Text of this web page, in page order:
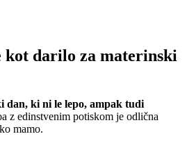
darilo za materinski
dan, ki ni le lepo, ampak tudi
z edinstvenim potiskom je odlična
mamo.